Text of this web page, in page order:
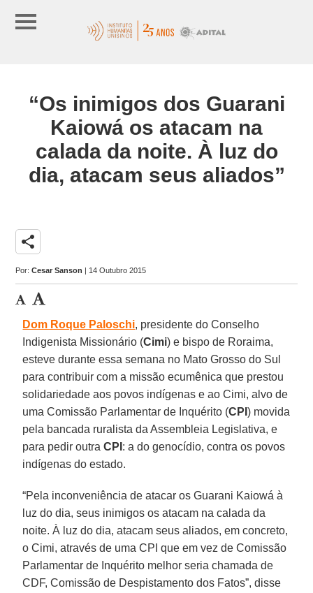
“Os inimigos dos Guarani
Kaiowá os atacam na
calada da noite. À luz do
dia, atacam seus aliados”
share
Por:Cesar Sanson | 14 Outubro 2015
Dom Roque Paloschi, presidente do Conselho
Indigenista Missionário (Cimi) e bispo de Roraima,
esteve durante essa semana no Mato Grosso do Sul
para contribuir com a missão ecumênica que prestou
solidariedade aos povos indígenas e ao Cimi, alvo de
uma Comissão Parlamentar de Inquérito (CPI) movida
pela bancada ruralista da Assembleia Legislativa, e
para pedir outraCPI : a do genocídio, contra os povos
indígenas do estado.
“Pela inconveniência de atacar os Guarani Kaiowá à
luz do dia, seus inimigos os atacam na calada da
noite. À luz do dia, atacam seus aliados, em concreto,
o Cimi, através de uma CPI que em vez de Comissão
Parlamentar de Inquérito melhor seria chamada de
CDF, Comissão de Despistamento dos Fatos”, disse